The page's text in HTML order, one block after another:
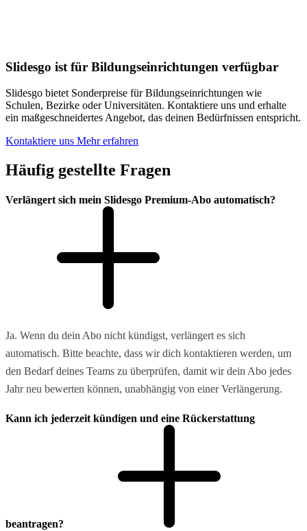
Slidesgo ist für Bildungseinrichtungen verfügbar
Slidesgo bietet Sonderpreise für Bildungseinrichtungen wie
Schulen, Bezirke oder Universitäten. Kontaktiere uns und erhalte
ein maßgeschneidertes Angebot, das deinen Bedürfnissen entspricht.
Kontaktiere uns Mehr erfahren
Häufig gestellte Fragen
Verlängert sich mein Slidesgo Premium-Abo automatisch?
Ja. Wenn du dein Abo nicht kündigst, verlängert es sich
automatisch. Bitte beachte, dass wir dich kontaktieren werden, um
den Bedarf deines Teams zu überprüfen, damit wir dein Abo jedes
Jahr neu bewerten können, unabhängig von einer Verlängerung.
Kann ich jederzeit kündigen und eine Rückerstattung
beantragen?